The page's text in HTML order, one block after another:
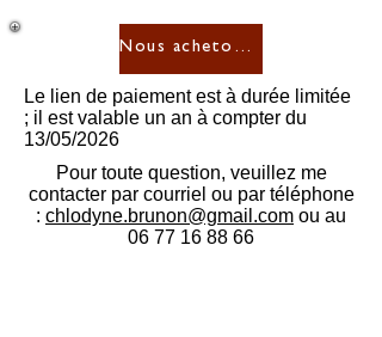
Nous achetons votre Vidéo "2mn" de Démonstration Calligraphie (90€)
Le lien de paiement est à durée limitée
; il est valable un an à compter du
13/05/2026
Pour toute question, veuillez me
contacter par courriel ou par téléphone
: chlodyne.brunon@gmail.com ou au
06 77 16 88 66